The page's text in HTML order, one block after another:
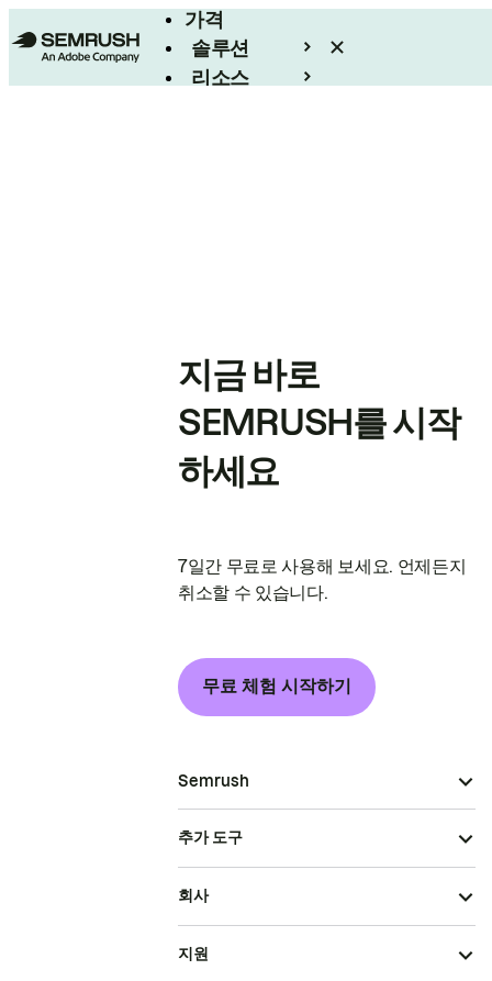
가격
솔루션
리소스
지금 바로
SEMRUSH를 시작
하세요
7일간 무료로 사용해 보세요. 언제든지
취소할 수 있습니다.
무료 체험 시작하기
Semrush
추가 도구
회사
지원